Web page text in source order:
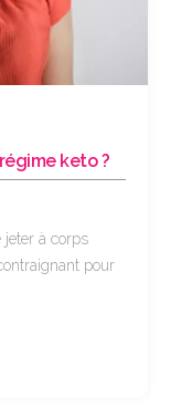
keto ?
jeter à corps
pour